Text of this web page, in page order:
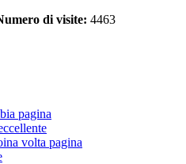
di visite: 4463
pagina
volta pagina